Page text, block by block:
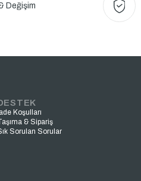
Değişim
Koşulları
& Sipariş
Sorulan Sorular